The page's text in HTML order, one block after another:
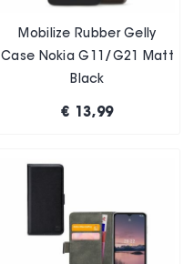
Mobilize Rubber Gelly
Case Nokia G11/G21 Matt
Black
€ 13,99